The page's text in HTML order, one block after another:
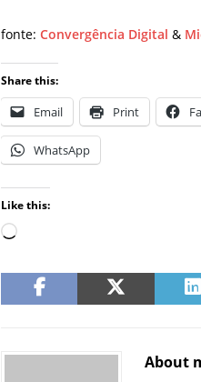
fonte: Convergência Digital &
Share this:
Email Print
WhatsApp
Like this:
About